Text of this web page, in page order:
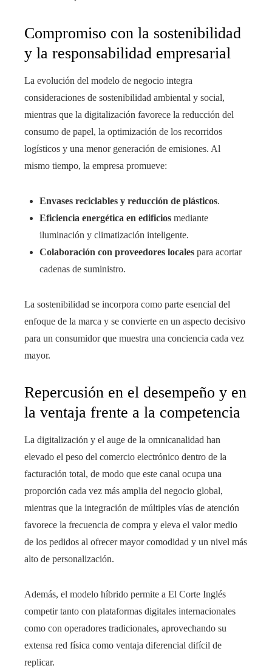
Compromiso con la sostenibilidad
y la responsabilidad empresarial
La evolución del modelo de negocio integra
consideraciones de sostenibilidad ambiental y social,
mientras que la digitalización favorece la reducción del
consumo de papel, la optimización de los recorridos
logísticos y una menor generación de emisiones. Al
mismo tiempo, la empresa promueve:
Envases reciclables y reducción de plásticos.
Eficiencia energética en edificios mediante
iluminación y climatización inteligente.
Colaboración con proveedores locales para acortar
cadenas de suministro.
La sostenibilidad se incorpora como parte esencial del
enfoque de la marca y se convierte en un aspecto decisivo
para un consumidor que muestra una conciencia cada vez
mayor.
Repercusión en el desempeño y en
la ventaja frente a la competencia
La digitalización y el auge de la omnicanalidad han
elevado el peso del comercio electrónico dentro de la
facturación total, de modo que este canal ocupa una
proporción cada vez más amplia del negocio global,
mientras que la integración de múltiples vías de atención
favorece la frecuencia de compra y eleva el valor medio
de los pedidos al ofrecer mayor comodidad y un nivel más
alto de personalización.
Además, el modelo híbrido permite a El Corte Inglés
competir tanto con plataformas digitales internacionales
como con operadores tradicionales, aprovechando su
extensa red física como ventaja diferencial difícil de
replicar.